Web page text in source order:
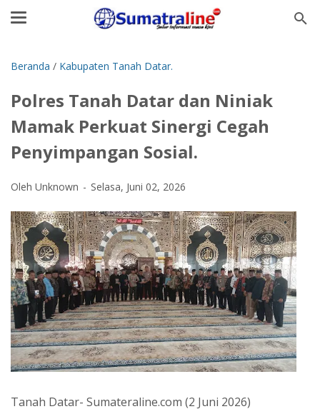
Beranda / Kabupaten Tanah Datar.
Polres Tanah Datar dan Niniak
Mamak Perkuat Sinergi Cegah
Penyimpangan Sosial.
Oleh Unknown Selasa, Juni 02, 2026
Tanah Datar- Sumateraline.com (2 Juni 2026)